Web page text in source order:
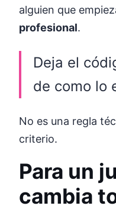
alguien que
profesional.
Deja el
de como lo
No es una regla
criterio.
Para un
cambia